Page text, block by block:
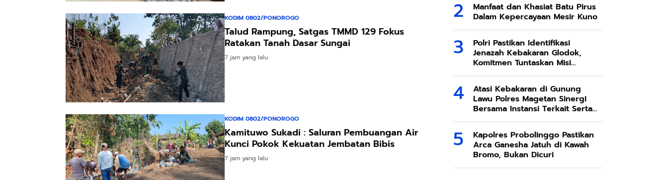
KODIM 0802/PONOROGO
Talud Rampung, Satgas TMMD 129 Fokus
Ratakan Tanah Dasar Sungai
7 jam yang lalu
KODIM 0802/PONOROGO
Kamituwo Sukadi : Saluran Pembuangan Air
Kunci Pokok Kekuatan Jembatan Bibis
7 jam yang lalu
Manfaat dan Khasiat Batu Pirus
Dalam Kepercayaan Mesir Kuno
Polri Pastikan Identifikasi
Jenazah Kebakaran Glodok,
Komitmen Tuntaskan Misi
Atasi Kebakaran di Gunung
Lawu Polres Magetan Sinergi
Bersama Instansi Terkait Serta
Kapolres Probolinggo Pastikan
Arca Ganesha Jatuh di Kawah
Bromo, Bukan Dicuri